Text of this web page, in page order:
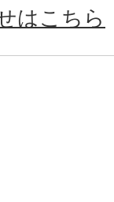
はこちら